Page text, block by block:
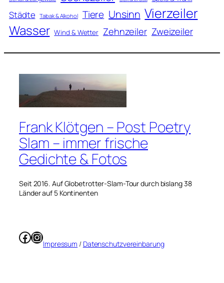
Städte Tabak & Alkohol Tiere Unsinn Vierzeiler
Wasser Wind & Wetter Zehnzeiler Zweizeiler
Frank Klötgen – Post Poetry
Slam – immer frische
Gedichte & Fotos
Seit 2016. Auf Globetrotter-Slam-Tour durch bislang 38
Länder auf 5 Kontinenten
Facebook
Instagram
Impressum / Datenschutzvereinbarung